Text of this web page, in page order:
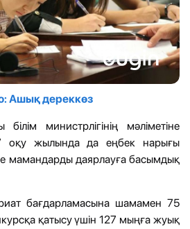
Ашық дереккөз
министрлігінің мәліметіне
оқу жылында да еңбек нарығы
мамандарды даярлауға басымдық
бағдарламасына шамамен 75
қатысу үшін 127 мыңға жуық